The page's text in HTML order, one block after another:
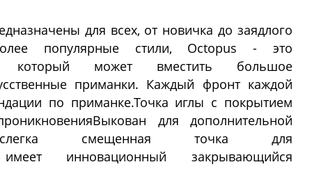
для всех, от новичка до заядлого
популярные стили, Octopus - это
который может вместить большое
приманки. Каждый фронт каждой
по приманке.Точка иглы с покрытием
для дополнительной
слегка смещенная точка для
имеет инновационный закрывающийся